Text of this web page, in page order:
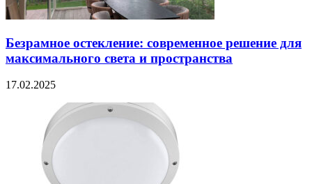
Безрамное остекление: современное решение для
максимального света и пространства
17.02.2025